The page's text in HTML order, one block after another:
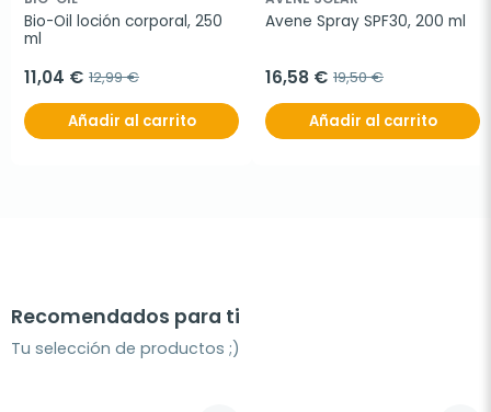
Bio-Oil loción corporal, 250
ml
11,04 € 12,99 €
Añadir al carrito
Avene Spray SPF30, 200 ml
16,58 € 19,50 €
Añadir al carrito
Recomendados para ti
Tu selección de productos ;)